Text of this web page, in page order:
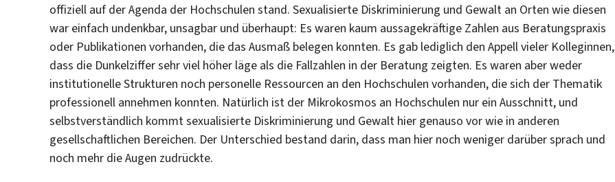
offiziell auf der Agenda der Hochschulen stand. Sexualisierte Diskriminierung und Gewalt an Orten wie diesen
war einfach undenkbar, unsagbar und überhaupt: Es waren kaum aussagekräftige Zahlen aus Beratungspraxis
oder Publikationen vorhanden, die das Ausmaß belegen konnten. Es gab lediglich den Appell vieler Kolleginnen,
dass die Dunkelziffer sehr viel höher läge als die Fallzahlen in der Beratung zeigten. Es waren aber weder
institutionelle Strukturen noch personelle Ressourcen an den Hochschulen vorhanden, die sich der Thematik
professionell annehmen konnten. Natürlich ist der Mikrokosmos an Hochschulen nur ein Ausschnitt, und
selbstverständlich kommt sexualisierte Diskriminierung und Gewalt hier genauso vor wie in anderen
gesellschaftlichen Bereichen. Der Unterschied bestand darin, dass man hier noch weniger darüber sprach und
noch mehr die Augen zudrückte.